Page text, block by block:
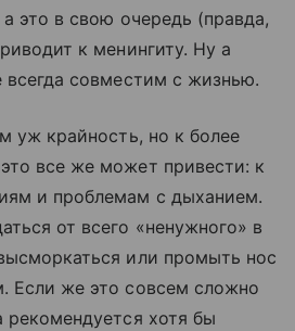
это в свою очередь (правда,
к менингиту. Ну а
всегда совместим с жизнью.
уж крайность, но к более
все же может привести: к
и проблемам с дыханием.
от всего «ненужного» в
или промыть нос
Если же это совсем сложно
рекомендуется хотя бы